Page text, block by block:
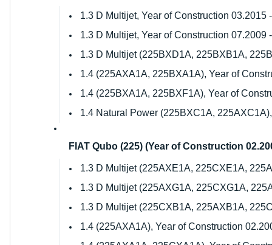
1.3 D Multijet, Year of Construction 03.2015
1.3 D Multijet, Year of Construction 07.2009
1.3 D Multijet (225BXD1A, 225BXB1A,
1.4 (225AXA1A, 225BXA1A), Year of
1.4 (225BXA1A, 225BXF1A), Year of
1.4 Natural Power (225BXC1A,
FIAT Qubo (225) (Year of Construction
1.3 D Multijet (225AXE1A, 225CXE1A,
1.3 D Multijet (225AXG1A, 225CXG1A,
1.3 D Multijet (225CXB1A, 225AXB1A,
1.4 (225AXA1A), Year of Construction